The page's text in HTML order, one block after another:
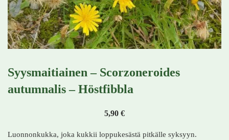
Syysmaitiainen – Scorzoneroides
autumnalis – Höstfibbla
5,90 €
Luonnonkukka, joka kukkii loppukesästä pitkälle syksyyn.